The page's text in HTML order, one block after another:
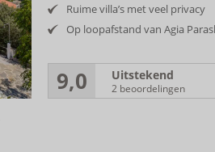
Ruime villa’s met veel privacy
Op loopafstand van Agia
9,0 Uitstekend
2 beoordelingen